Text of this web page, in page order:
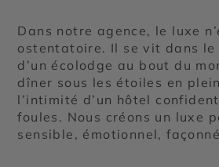
Dans notre agence, le luxe
ostentatoire. Il se vit dans
d’un écolodge au bout du
dîner sous les étoiles en
l’intimité d’un hôtel
foules. Nous créons un luxe
sensible, émotionnel,